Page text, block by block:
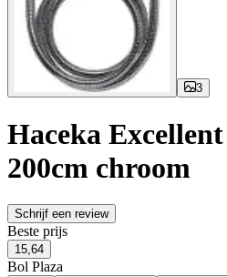
3
Haceka
200cm chroom
Schrijf een review
Beste prijs
15,64
Bol Plaza